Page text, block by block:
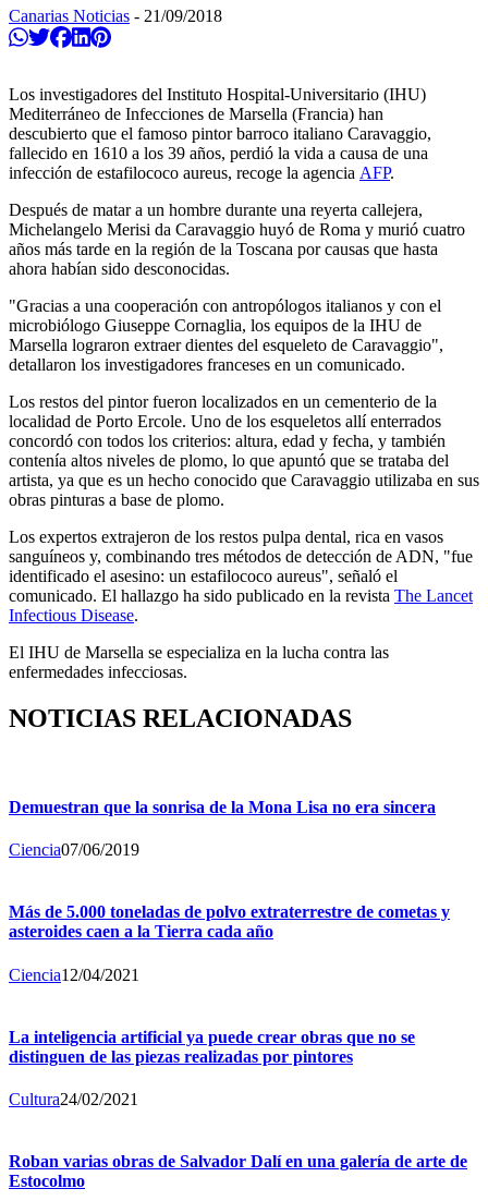
Canarias Noticias - 21/09/2018
Compartir en Whatsapp
Twittear
Compartir en Facebook
Compartir en Linkedin
Compartir en Pinterest
Los investigadores del Instituto Hospital-Universitario (IHU)
Mediterráneo de Infecciones de Marsella (Francia) han
descubierto que el famoso pintor barroco italiano Caravaggio,
fallecido en 1610 a los 39 años, perdió la vida a causa de una
infección de estafilococo aureus, recoge la agencia AFP.
Después de matar a un hombre durante una reyerta callejera,
Michelangelo Merisi da Caravaggio huyó de Roma y murió cuatro
años más tarde en la región de la Toscana por causas que hasta
ahora habían sido desconocidas.
"Gracias a una cooperación con antropólogos italianos y con el
microbiólogo Giuseppe Cornaglia, los equipos de la IHU de
Marsella lograron extraer dientes del esqueleto de Caravaggio",
detallaron los investigadores franceses en un comunicado.
Los restos del pintor fueron localizados en un cementerio de la
localidad de Porto Ercole. Uno de los esqueletos allí enterrados
concordó con todos los criterios: altura, edad y fecha, y también
contenía altos niveles de plomo, lo que apuntó que se trataba del
artista, ya que es un hecho conocido que Caravaggio utilizaba en sus
obras pinturas a base de plomo.
Los expertos extrajeron de los restos pulpa dental, rica en vasos
sanguíneos y, combinando tres métodos de detección de ADN, "fue
identificado el asesino: un estafilococo aureus", señaló el
comunicado. El hallazgo ha sido publicado en la revista The Lancet
Infectious Disease.
El IHU de Marsella se especializa en la lucha contra las
enfermedades infecciosas.
NOTICIAS RELACIONADAS
Demuestran que la sonrisa de la Mona Lisa no era sincera
Ciencia07/06/2019
Más de 5.000 toneladas de polvo extraterrestre de cometas y
asteroides caen a la Tierra cada año
Ciencia12/04/2021
La inteligencia artificial ya puede crear obras que no se
distinguen de las piezas realizadas por pintores
Cultura24/02/2021
Roban varias obras de Salvador Dalí en una galería de arte de
Estocolmo